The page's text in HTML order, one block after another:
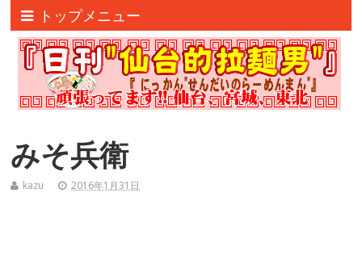
トップメニュー
みそ兵衛
kazu 2016年1月31日